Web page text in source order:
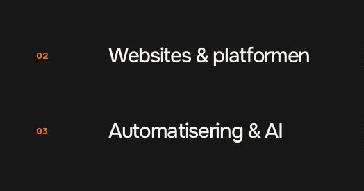
02 Websites & platformen
03 Automatisering & AI